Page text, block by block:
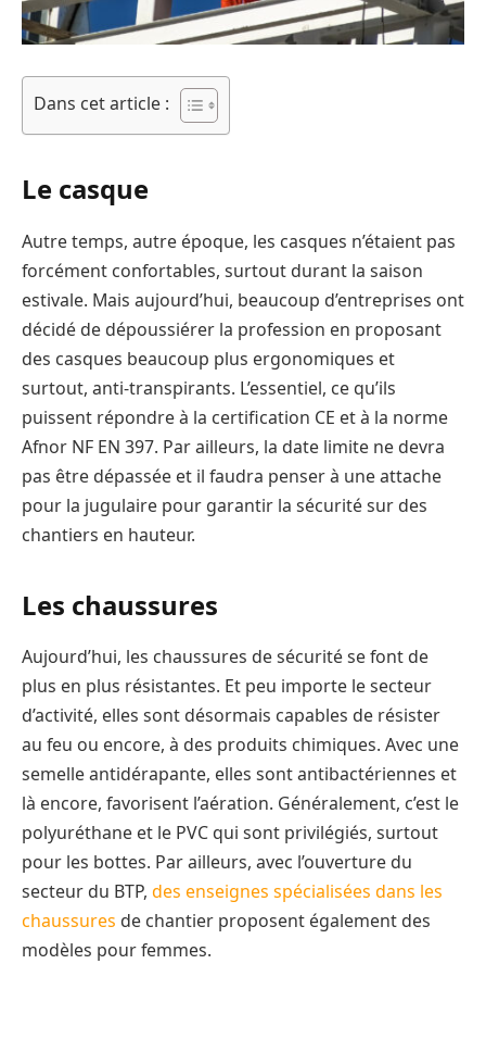
Dans cet article :
Le casque
Autre temps, autre époque, les casques n’étaient pas
forcément confortables, surtout durant la saison
estivale. Mais aujourd’hui, beaucoup d’entreprises ont
décidé de dépoussiérer la profession en proposant
des casques beaucoup plus ergonomiques et
surtout, anti-transpirants. L’essentiel, ce qu’ils
puissent répondre à la certification CE et à la norme
Afnor NF EN 397. Par ailleurs, la date limite ne devra
pas être dépassée et il faudra penser à une attache
pour la jugulaire pour garantir la sécurité sur des
chantiers en hauteur.
Les chaussures
Aujourd’hui, les chaussures de sécurité se font de
plus en plus résistantes. Et peu importe le secteur
d’activité, elles sont désormais capables de résister
au feu ou encore, à des produits chimiques. Avec une
semelle antidérapante, elles sont antibactériennes et
là encore, favorisent l’aération. Généralement, c’est le
polyuréthane et le PVC qui sont privilégiés, surtout
pour les bottes. Par ailleurs, avec l’ouverture du
secteur du BTP, des enseignes spécialisées dans les
chaussures de chantier proposent également des
modèles pour femmes.